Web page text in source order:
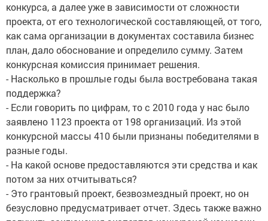
конкурса, а далее уже в зависимости от сложности
проекта, от его технологической составляющей, от того,
как сама организации в документах составила бизнес
план, дало обоснование и определило сумму. Затем
конкурсная комиссия принимает решения.
- Насколько в прошлые годы была востребована такая
поддержка?
- Если говорить по цифрам, то с 2010 года у нас было
заявлено 1123 проекта от 198 организаций. Из этой
конкурсной массы 410 были признаны победителями в
разные годы.
- На какой основе предоставляются эти средства и как
потом за них отчитываться?
- Это грантовый проект, безвозмездный проект, но он
безусловно предусматривает отчет. Здесь также важно